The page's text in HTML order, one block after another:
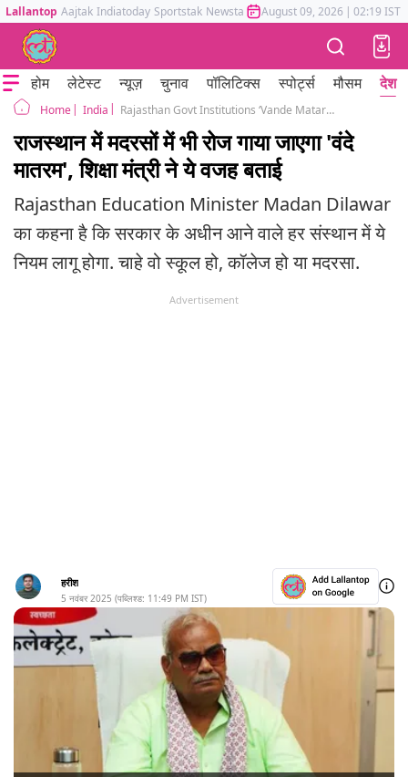
Lallantop Aajtak Indiatoday Sportstak Newstak Mumbai Tak Astrotak
August 09, 2026 | 02:19 IST
होम लेटेस्ट न्यूज़ चुनाव पॉलिटिक्स स्पोर्ट्स मौसम देश
Home India Rajasthan Govt Institutions ‘Vande Mataram’ Madrasas Madan Dilawar 150 Years
राजस्थान में मदरसों में भी रोज गाया जाएगा 'वंदे
मातरम', शिक्षा मंत्री ने ये वजह बताई
Rajasthan Education Minister Madan Dilawar
का कहना है कि सरकार के अधीन आने वाले हर संस्थान में ये
नियम लागू होगा. चाहे वो स्कूल हो, कॉलेज हो या मदरसा.
Advertisement
हरीश
5 नवंबर 2025 (पब्लिश्ड: 11:49 PM IST)